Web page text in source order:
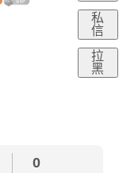
私
信
拉
黑
0